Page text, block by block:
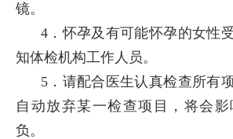
镜。
4．怀孕及有可能怀孕的女性
知体检机构工作人员。
5．请配合医生认真检查所有
自动放弃某一检查项目，将会
负。